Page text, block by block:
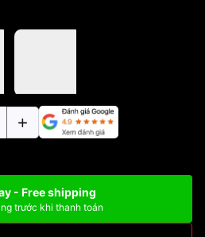
- Free shipping
trước khi thanh toán